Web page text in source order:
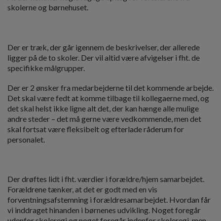
skolerne og børnehuset.
Der er træk, der går igennem de beskrivelser, der allerede
ligger på de to skoler. Der vil altid være afvigelser i fht. de
specifikke målgrupper.
Der er 2 ønsker fra medarbejderne til det kommende arbejde.
Det skal være fedt at komme tilbage til kollegaerne med, og
det skal helst ikke ligne alt det, der kan hænge alle mulige
andre steder – det må gerne være vedkommende, men det
skal fortsat være fleksibelt og efterlade råderum for
personalet.
Der drøftes lidt i fht. værdier i forældre/hjem samarbejdet.
Forældrene tænker, at det er godt med en vis
forventningsafstemning i forældresamarbejdet. Hvordan får
vi inddraget hinanden i børnenes udvikling. Noget foregår